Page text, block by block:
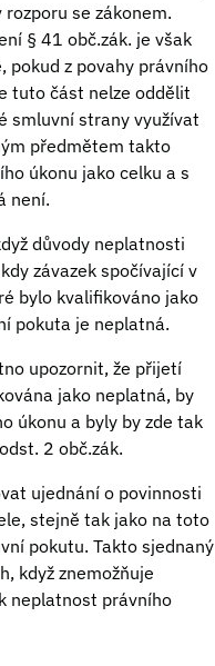
se zákonem.
§ 41 obč.zák. je však
pokud z povahy právního
tuto část nelze oddělit
smluvní strany využívat
předmětem takto
úkonu jako celku a s
není.
důvody neplatnosti
závazek spočívající v
bylo kvalifikováno jako
pokuta je neplatná.
upozornit, že přijetí
jako neplatná, by
úkonu a byly by zde tak
2 obč.zák.
ujednání o povinnosti
stejně tak jako na toto
pokutu. Takto sjednaný
když znemožňuje
neplatnost právního